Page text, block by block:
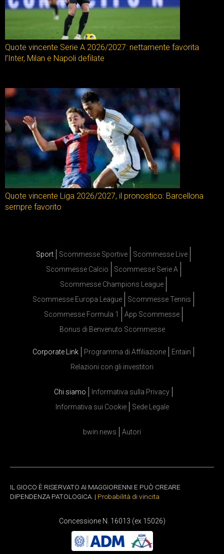
Quote vincente Serie A 2026/2027: nettamente favorita
l’Inter, Milan e Napoli defilate
Quote vincente Liga 2026/2027, il pronostico: Barcellona
sempre favorito
Sport Scommesse Sportive
Scommesse Live
Scommesse Calcio
Scommesse Serie A
Scommesse Champions League
Scommesse Europa League
Scommesse Tennis
Scommesse Formula 1
App Scommesse
Bonus di Benvenuto Scommesse
Corporate Link Programma di Affiliazione
Entain
Relazioni con gli investitori
Chi siamo
Informativa sulla Privacy
Informativa sui Cookie
Sede Legale
bwin news Autori
IL GIOCO È RISERVATO AI MAGGIORENNI E PUÒ CREARE
DIPENDENZA PATOLOGICA. | Probabilità di vincita
Concessione N. 16013 (ex 15026)